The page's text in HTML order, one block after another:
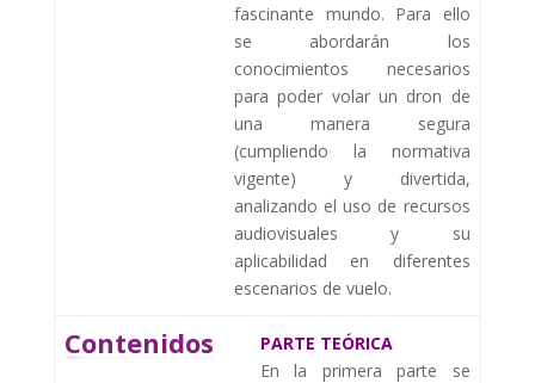
fascinante mundo. Para ello
se abordarán los
conocimientos necesarios
para poder volar un dron de
una manera segura
(cumpliendo la normativa
vigente) y divertida,
analizando el uso de recursos
audiovisuales y su
aplicabilidad en diferentes
escenarios de vuelo.
Contenidos
PARTE TEÓRICA
En la primera parte se